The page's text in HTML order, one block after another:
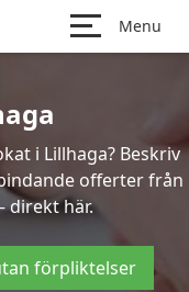
Menu
i Lillhaga? Beskriv
offerter från
direkt här.
förpliktelser